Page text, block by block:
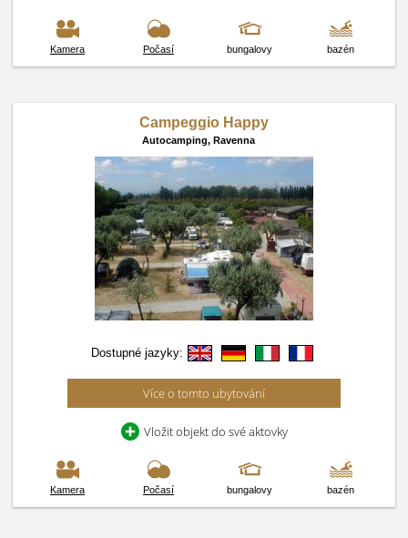
Kamera Počasí bungalovy bazén
Campeggio Happy
Autocamping, Ravenna
Dostupné jazyky:
Více o tomto ubytování
Vložit objekt do své aktovky
Kamera Počasí bungalovy bazén